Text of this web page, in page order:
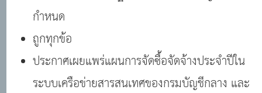
กำหนด
ถูกทุกข้อ
ประกาศเผยแพร่แผนการจัดซื้อจัดจ้างประจำปีใน
ระบบเครือข่ายสารสนเทศของกรมบัญชีกลาง และ